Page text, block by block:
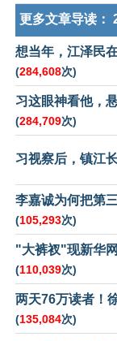
更多文章导读：
想当年，江泽民
(284,608次)
习这眼神看他，
(284,709次)
习视察后，镇江
李嘉诚为何把第
(105,293次)
"大裤衩"现新华
(110,039次)
两天76万读者！
(135,084次)